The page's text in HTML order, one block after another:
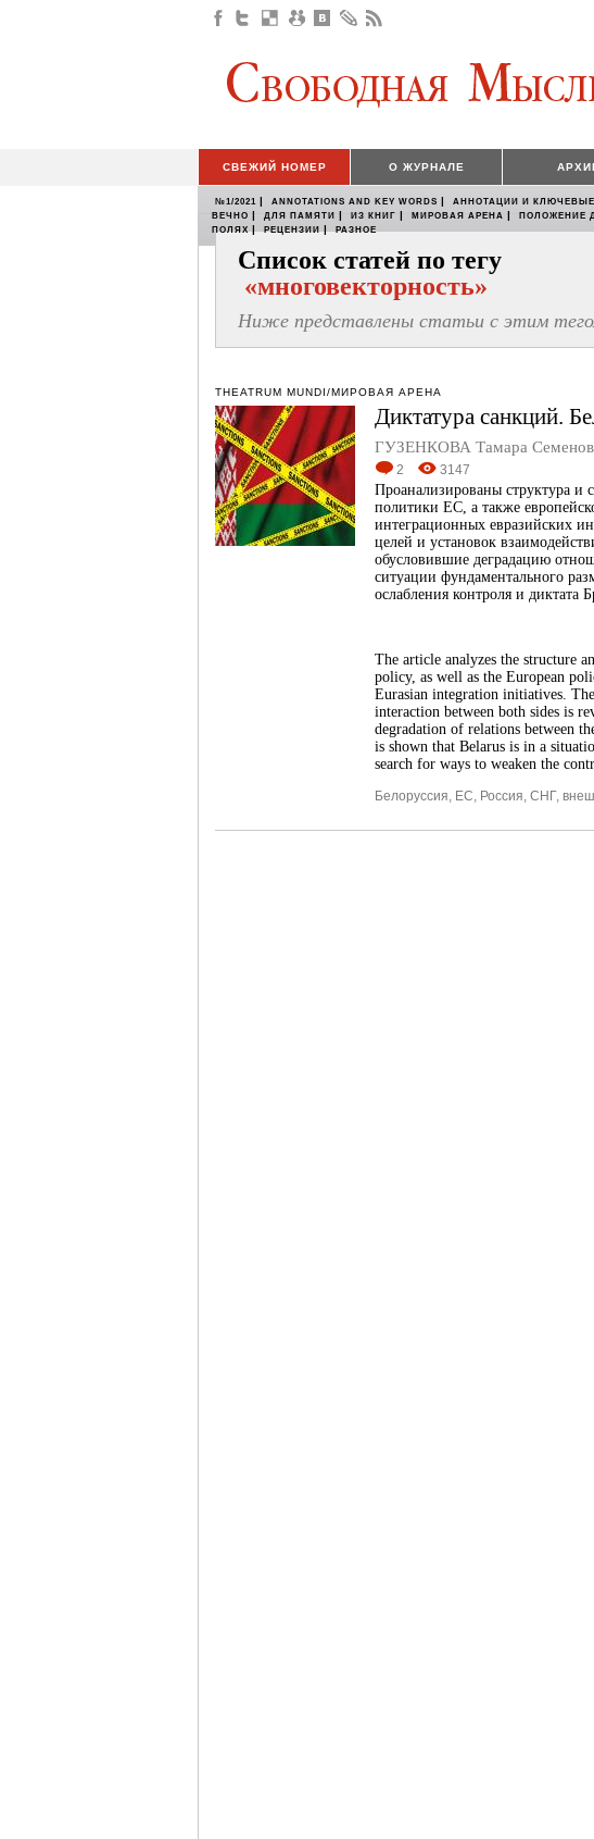
СВЕЖИЙ НОМЕР О ЖУРНАЛЕ
№1/2021 | ANNOTATIONS AND KEY WORDS | АННОТАЦИИ И
ВЕЧНО | ДЛЯ ПАМЯТИ | ИЗ КНИГ | МИРОВАЯ АРЕНА | ПОЛОЖЕНИЕ
ПОЛЯХ | РЕЦЕНЗИИ | РАЗНОЕ
Список статей по тегу
«многовекторность»
Ниже представлены статьи с этим
THEATRUM MUNDI/МИРОВАЯ АРЕНА
Диктатура санкций.
ГУЗЕНКОВА Тамара
2 3147
Проанализированы структура и
политики ЕС, а также
интеграционных евразийских
целей и установок
обусловившие деградацию
ситуации фундаментального
ослабления контроля и диктата
The article analyzes the structure
policy, as well as the European
Eurasian integration initiatives.
interaction between both sides is
degradation of relations between
is shown that Belarus is in a
search for ways to weaken the
Белоруссия, ЕС, Россия, СНГ,